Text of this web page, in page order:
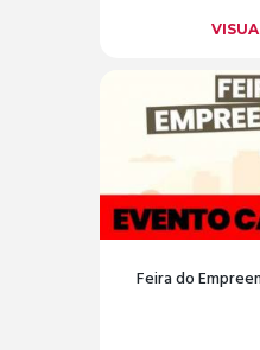
Feira do